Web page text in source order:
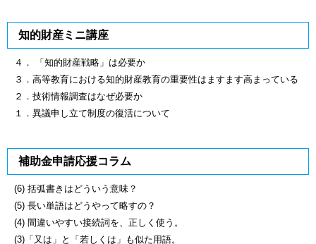
知的財産ミニ講座
４． 「知的財産戦略」は必要か
３．高等教育における知的財産教育の重要性はますます高まっている
２．技術情報調査はなぜ必要か
１．異議申し立て制度の復活について
補助金申請応援コラム
(6) 括弧書きはどういう意味？
(5) 長い単語はどうやって略すの？
(4) 間違いやすい接続詞を、正しく使う。
(3)「又は」と「若しくは」も似た用語。